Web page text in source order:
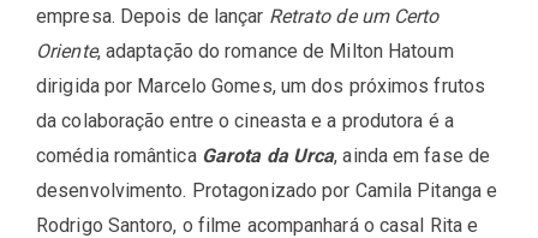
empresa. Depois de lançar Retrato de um Certo
Oriente, adaptação do romance de Milton Hatoum
dirigida por Marcelo Gomes, um dos próximos frutos
da colaboração entre o cineasta e a produtora é a
comédia romântica Garota da Urca, ainda em fase de
desenvolvimento. Protagonizado por Camila Pitanga e
Rodrigo Santoro, o filme acompanhará o casal Rita e